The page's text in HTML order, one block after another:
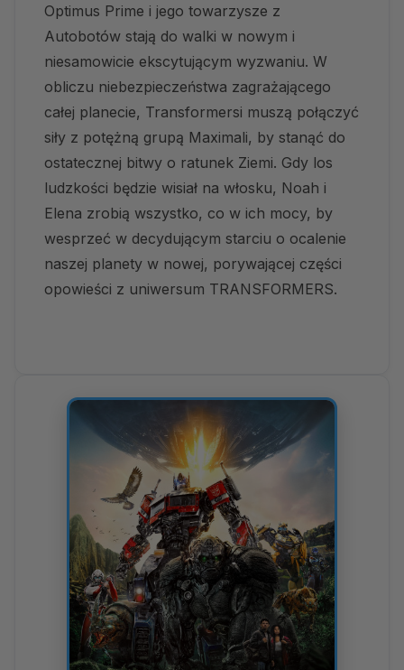
Optimus Prime i jego towarzysze z
Autobotów stają do walki w nowym i
niesamowicie ekscytującym wyzwaniu. W
obliczu niebezpieczeństwa zagrażającego
całej planecie, Transformersi muszą połączyć
siły z potężną grupą Maximali, by stanąć do
ostatecznej bitwy o ratunek Ziemi. Gdy los
ludzkości będzie wisiał na włosku, Noah i
Elena zrobią wszystko, co w ich mocy, by
wesprzeć w decydującym starciu o ocalenie
naszej planety w nowej, porywającej części
opowieści z uniwersum TRANSFORMERS.